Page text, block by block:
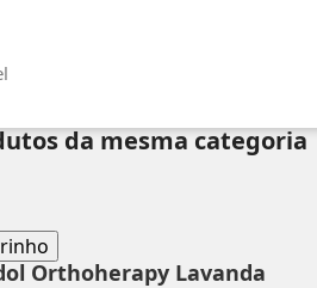
da mesma categoria
Orthoherapy Lavanda